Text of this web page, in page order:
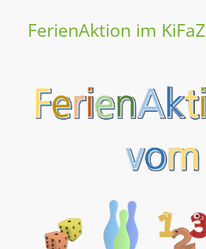
FerienAktion im KiFaZ